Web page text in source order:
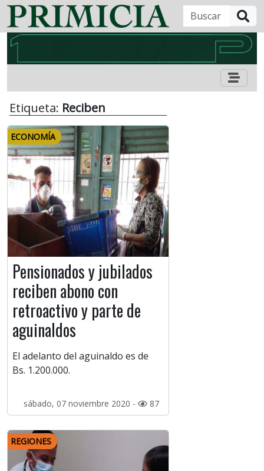
Etiqueta: Reciben
ECONOMÍA
Pensionados y jubilados
reciben abono con
retroactivo y parte de
aguinaldos
El adelanto del aguinaldo es de
Bs. 1.200.000.
sábado, 07 noviembre 2020 - 87
REGIONES